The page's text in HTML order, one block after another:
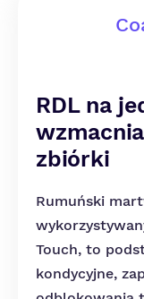
RDL na
zbiórki
Rumuński
Touch, to
kondycyjne,